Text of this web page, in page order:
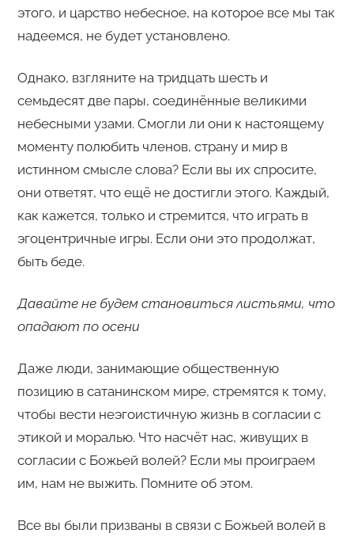
этого, и царство небесное, на которое все мы так
надеемся, не будет установлено.
Однако, взгляните на тридцать шесть и
семьдесят две пары, соединённые великими
небесными узами. Смогли ли они к настоящему
моменту полюбить членов, страну и мир в
истинном смысле слова? Если вы их спросите,
они ответят, что ещё не достигли этого. Каждый,
как кажется, только и стремится, что играть в
эгоцентричные игры. Если они это продолжат,
быть беде.
Давайте не будем становиться листьями, что
опадают по осени
Даже люди, занимающие общественную
позицию в сатанинском мире, стремятся к тому,
чтобы вести неэгоистичную жизнь в согласии с
этикой и моралью. Что насчёт нас, живущих в
согласии с Божьей волей? Если мы проиграем
им, нам не выжить. Помните об этом.
Все вы были призваны в связи с Божьей волей в